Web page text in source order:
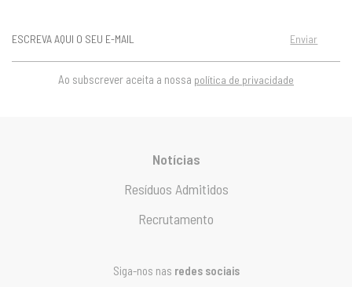
Enviar
Ao subscrever aceita a nossa política de privacidade
Notícias
Resíduos Admitidos
Recrutamento
Siga-nos nas redes sociais